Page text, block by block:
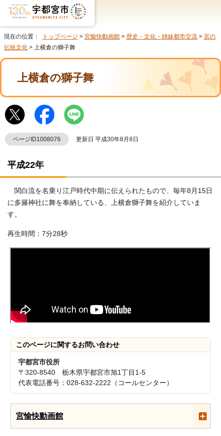
現在の位置： トップページ > 宮愉快動画館 > 歴史・文化・姉妹都市交流 > 宮の
伝統文化 > 上横倉の獅子舞
上横倉の獅子舞
ページID1008076 更新日 平成30年8月8日
平成22年
関白流を名乗り江戸時代中期に伝えられたもので、毎年8月15日
に多籐神社に舞を奉納している、上横倉獅子舞を紹介していま
す。
再生時間：7分28秒
このページに関するお問い合わせ
宇都宮市役所
〒320-8540 栃木県宇都宮市旭1丁目1-5
代表電話番号：028-632-2222（コールセンター）
宮愉快動画館